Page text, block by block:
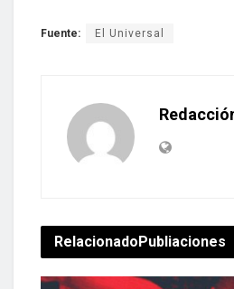
Fuente: El Universal
RelacionadoPubliaciones